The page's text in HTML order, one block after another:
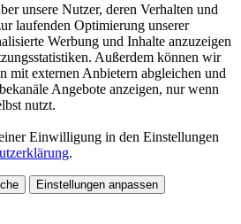
unsere Nutzer, deren Verhalten und
laufenden Optimierung unserer
Werbung und Inhalte anzuzeigen
Außerdem können wir
mit externen Anbietern abgleichen und
Angebote anzeigen, nur wenn
nutzt.
Einwilligung in den Einstellungen
.
Einstellungen anpassen